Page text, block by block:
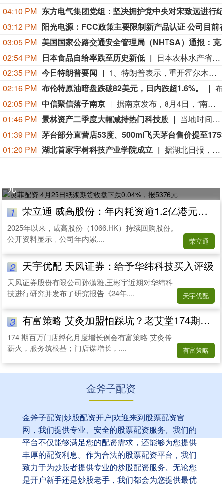
04:10 PM
03:12 PM
03:05 PM
美国国家公路交通安全管理局
02:54 PM 日本食品自给率跌至历史新低
日本农林水产省8月7日公布的数据显示，2025财年，即2025年4月至2026年3月，按热量计算的日本食品自给率下降1个百分点至37%，为历史最低水平。日本食品自给率是指国内生产的食品占国内食品总供给的比例。日本农林水产省表示，大米消费减少是食品自给率下降的重要原因。日本大米消费长期以来主要依靠本国供应，是日本食品自给率的重要支撑。米价上涨导致居民大米消费减少，国产大米提供的热量随之减少，显著拉低日本整体食品自给率。（CCTV国际时讯）
02:35 PM 今日特朗普要闻
1、特朗普表示，重开霍尔木兹海峡的谈判正在推进，尽管伊朗议员正在考虑对与美国和以色列相关的船只实施限制。 2、特朗普：（关于人工智能）这可能比石油还要重要。谁赢得人工智能，谁就赢得一切。就是如此重要。人工智能比互联网大很多倍。 3、报道称，美国总统特朗普近日在一次私下会晤中表示，他希望副总统万斯能够赢得2028年总统大选。 4、美国总统特朗普当地时间8月7日宣布，联邦政府将向多个关键矿产和电池项目投资30亿美元，旨在增加美国国内产量，并以此推动国家安全与产业政策。 5、美国总统特朗普6日否认他对国防部长赫格塞思不满，称对赫格塞思所做的工作“非常满意”。 6、白宫本周致信库克称，特朗普“正在考虑”解除其职务，并要求她在三周内回应有关抵押贷款欺诈的指控。 7、特朗普媒体集团退出与Crypto.com的两项交易。 8、当地时间8月6日，有记者在采访美国总统特朗普时提出，如果民主党人在中期选举后控制国会众议院，可能会再次试图弹劾他，特朗普表示，“很多人说我是有史以来最伟大的总统之一”。
02:16 PM 布伦特原油暗盘跌破82美元，日内跌超1.6%。
02:05 PM 中信聚信落子南京
据南京发布，8月4日，“南京聚信天晟股权投资合伙企业（有限合伙）”正式落地紫金山国际科创基金街区。基金规模10.01亿元，管理人为中信聚信（北京）资本管理有限公司，其向上穿透的实际控制人为中信集团，管理人整体管理规模超百亿元。该基金在2026紫金山创投大会上签约启动组建，将重点投向新一代信息技术、高端装备、新材料、新能源、生物医药及新消费等领域，为南京科创产业注入新的资本动能。
01:46 PM 景林资产二季度大幅减持热门科技股
当地时间8月7日，知名千亿级私募景林资产披露2026年二季度末最新美股持仓（13F）。二季度，景林资产清仓英伟达、META等热门科技股，大幅减持英特尔、网易、谷歌等标的；景林资产在二季度末的美股持仓市值从38.8亿美元大幅下降至21.9亿美元，降幅达43%。在大幅收缩多只原有持仓的同时，景林资产也对部分半导体产业链公司进行了布局，包括近期业绩超预期的美国光模块制造商AAOI（应用光电）。
01:39 PM
01:20 PM 湖北首家宇树科技产业学院成立 据湖北日报，8月7日，湖北省首家宇树科技产业学院在长江工程职业技术学院成立。据悉，“宇树科技产业学院”由宇树科技股份有限公司与长江工程职业技术学院共建，实行“企业专家任院长、校内教授任执行副院长”双院长制管理架构，聚焦机器人调试、运维、技术支持等市场紧缺岗位，精准培育紧缺人才。
元
1 荣立通 威高股份：年内耗资逾1.2亿港元回购，耗材龙头业绩何时企稳？
2025年以来，威高股份（1066.HK）持续回购股份。
公开资料显示，公司年内累....
荣立通
2 天宇优配 天风证券：给予华纬科技买入评级
天风证券股份有限公司孙潇雅,王彬宇近期对华纬科
技进行研究并发布了研究报告《24年....
天宇优配
3 有富策略 艾灸加盟怕踩坑？老艾堂174期孵化营：赋能终端成就&quot;百万门店&quot;！
174 期百万门店孵化月度增长例会有富策略 艾灸传
薪火，服务筑根基；门店谋增长，....
有富策略
金斧子配资
金斧子配资|炒股配资开户|欢迎来到股票配资官
网，我们提供专业、安全的股票配资服务。我们的
平台不仅能够满足您的配资需求，还能够为您提供
丰厚的配资利息。作为合法的股票配资平台，我们
致力于为炒股者提供专业的炒股配资服务。无论您
是开户新手还是炒股老手，我们都会为您提供最优